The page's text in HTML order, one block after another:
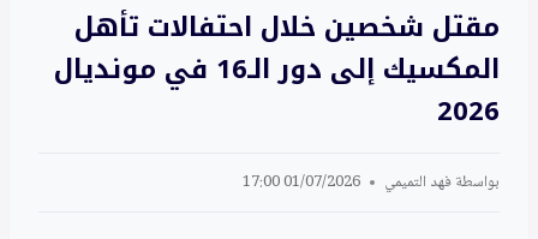
مقتل شخصين خلال احتفالات تأهل
المكسيك إلى دور الـ16 في مونديال
2026
بواسطةفهد التميمي 01/07/2026 17:00